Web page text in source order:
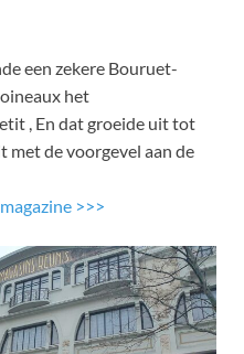
een zekere Bouruet-
het
, En dat groeide uit tot
met de voorgevel aan de
>>>